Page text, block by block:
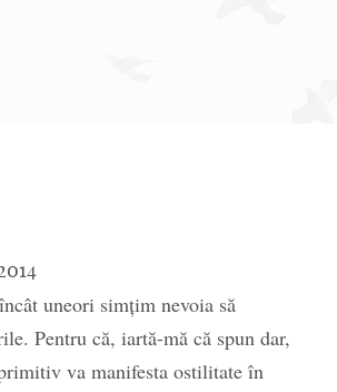
uneori simțim nevoia să
Pentru că, iartă-mă că spun dar,
va manifesta ostilitate în